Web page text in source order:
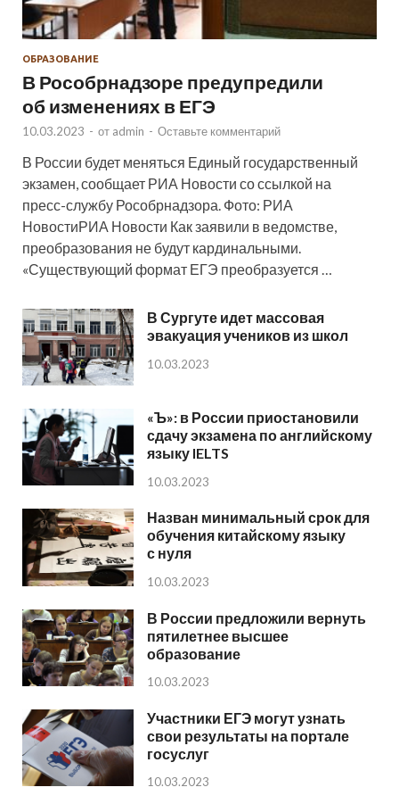
ОБРАЗОВАНИЕ
В Рособрнадзоре предупредили
об изменениях в ЕГЭ
10.03.2023 - от admin - Оставьте комментарий
В России будет меняться Единый государственный
экзамен, сообщает РИА Новости со ссылкой на
пресс-службу Рособрнадзора. Фото: РИА
НовостиРИА Новости Как заявили в ведомстве,
преобразования не будут кардинальными.
«Существующий формат ЕГЭ преобразуется …
В Сургуте идет массовая
эвакуация учеников из школ
10.03.2023
«Ъ»: в России приостановили
сдачу экзамена по английскому
языку IELTS
10.03.2023
Назван минимальный срок для
обучения китайскому языку
с нуля
10.03.2023
В России предложили вернуть
пятилетнее высшее
образование
10.03.2023
Участники ЕГЭ могут узнать
свои результаты на портале
госуслуг
10.03.2023